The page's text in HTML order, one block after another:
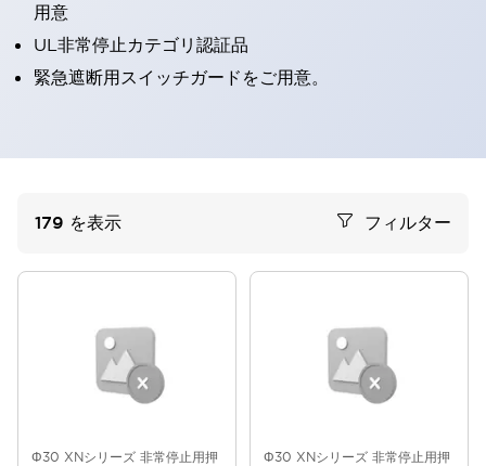
用意
UL非常停止カテゴリ認証品
緊急遮断用スイッチガードをご用意。
179 を表示 フィルター
Φ30 XNシリーズ 非常停止用押
Φ30 XNシリーズ 非常停止用押